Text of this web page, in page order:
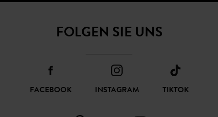
FOLGEN SIE UNS
FACEBOOK INSTAGRAM TIKTOK